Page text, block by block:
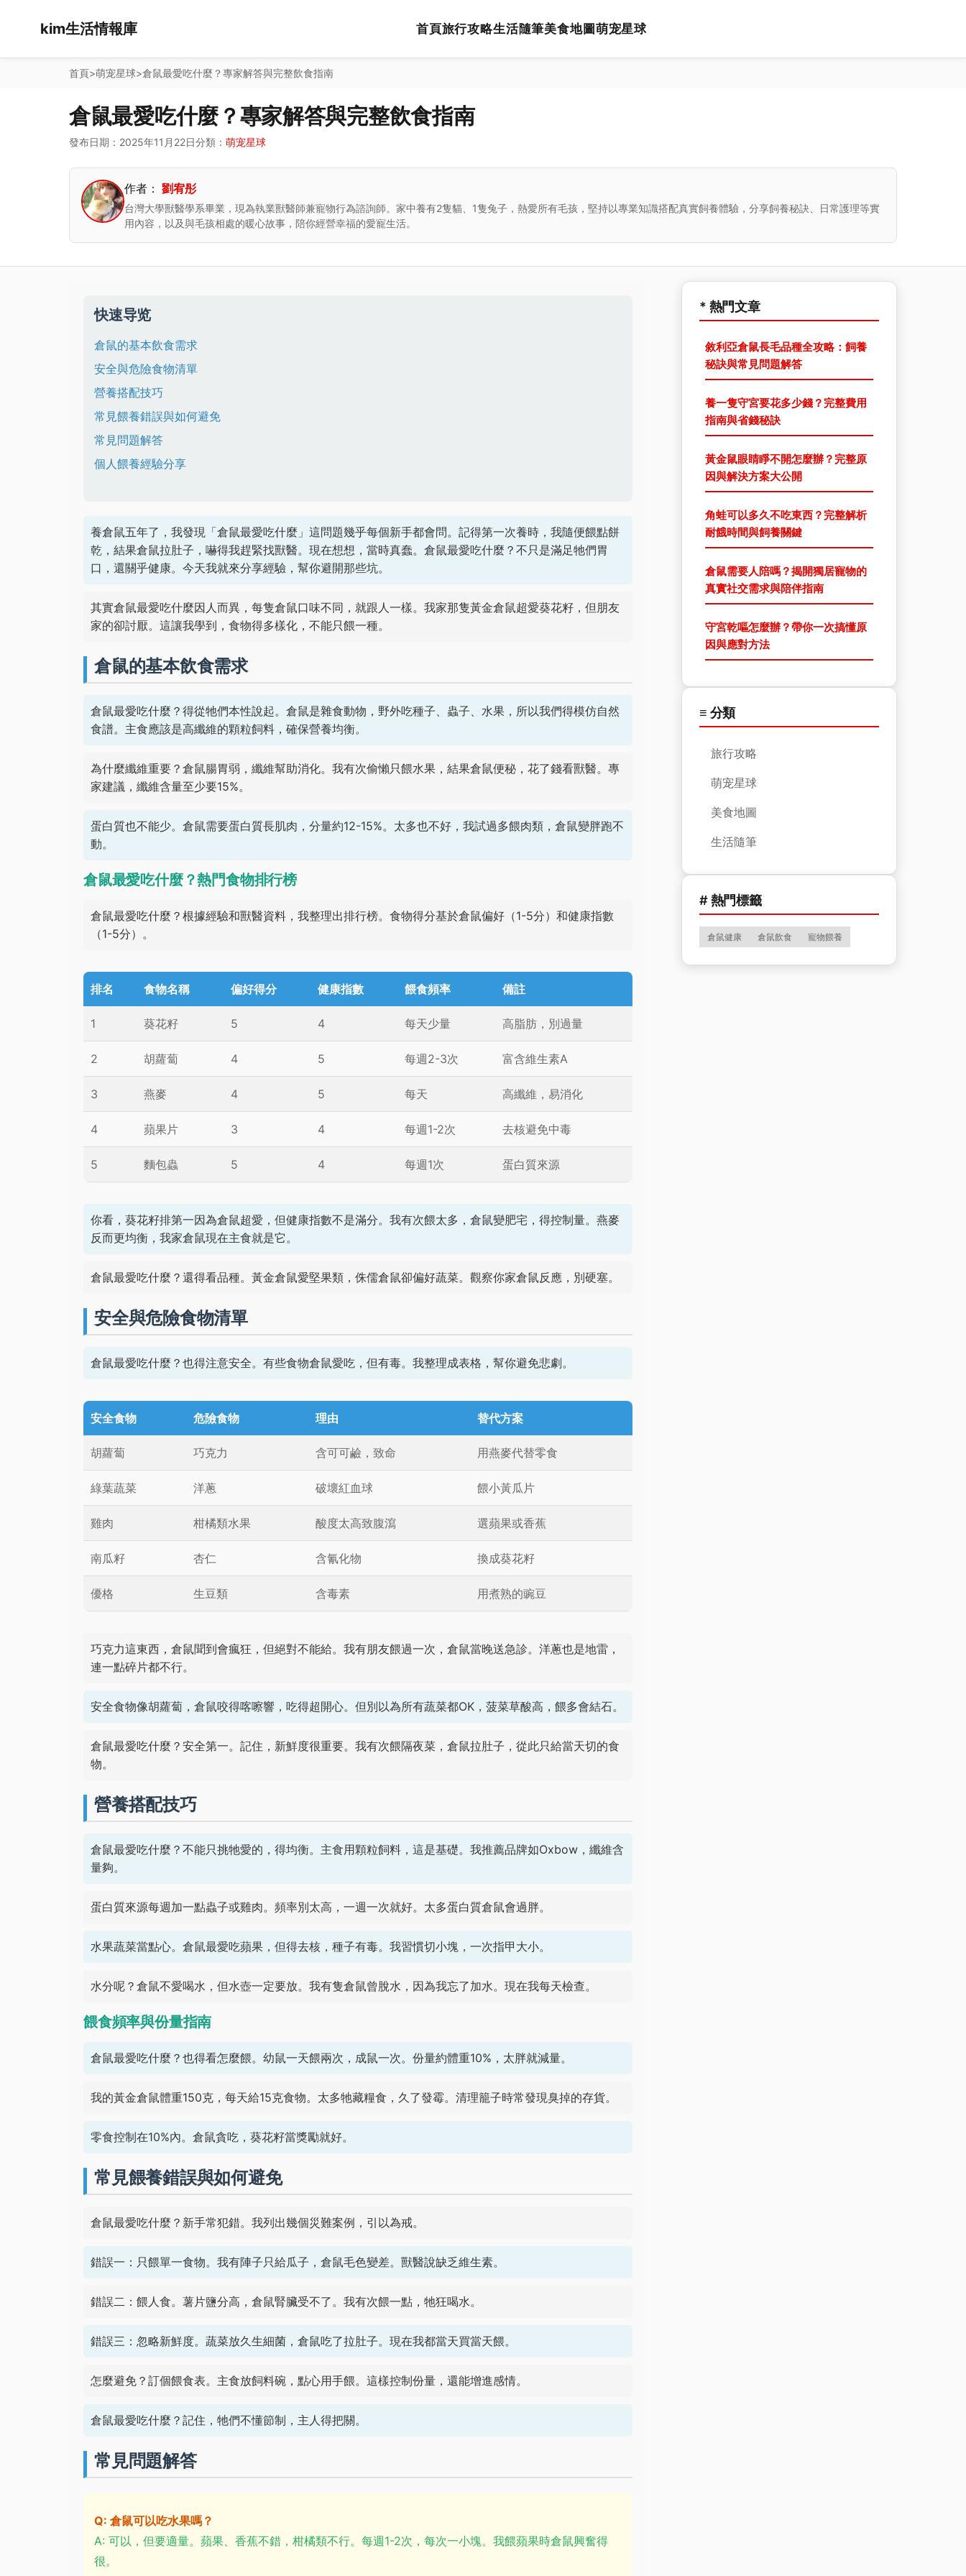
kim生活情報庫 首頁旅行攻略生活隨筆美食地圖萌宠星球
首頁>萌宠星球>倉鼠最愛吃什麼？專家解答與完整飲食指南
倉鼠最愛吃什麼？專家解答與完整飲食指南
發布日期：2025年11月22日分類： 萌宠星球
作者： 劉宥彤
台灣大學獸醫學系畢業，現為執業獸醫師兼寵物行為諮詢師。家中養有2隻貓、1隻兔子，熱愛所有毛孩，堅持以專業知識搭配真實飼養體驗，分享飼養秘訣、日常護理等實
用內容，以及與毛孩相處的暖心故事，陪你經營幸福的愛寵生活。
快速导览
倉鼠的基本飲食需求
安全與危險食物清單
營養搭配技巧
常見餵養錯誤與如何避免
常見問題解答
個人餵養經驗分享
養倉鼠五年了，我發現「倉鼠最愛吃什麼」這問題幾乎每個新手都會問。記得第一次養時，我隨便餵點餅
乾，結果倉鼠拉肚子，嚇得我趕緊找獸醫。現在想想，當時真蠢。倉鼠最愛吃什麼？不只是滿足牠們胃
口，還關乎健康。今天我就來分享經驗，幫你避開那些坑。
其實倉鼠最愛吃什麼因人而異，每隻倉鼠口味不同，就跟人一樣。我家那隻黃金倉鼠超愛葵花籽，但朋友
家的卻討厭。這讓我學到，食物得多樣化，不能只餵一種。
倉鼠的基本飲食需求
倉鼠最愛吃什麼？得從牠們本性說起。倉鼠是雜食動物，野外吃種子、蟲子、水果，所以我們得模仿自然
食譜。主食應該是高纖維的顆粒飼料，確保營養均衡。
為什麼纖維重要？倉鼠腸胃弱，纖維幫助消化。我有次偷懶只餵水果，結果倉鼠便秘，花了錢看獸醫。專
家建議，纖維含量至少要15%。
蛋白質也不能少。倉鼠需要蛋白質長肌肉，分量約12-15%。太多也不好，我試過多餵肉類，倉鼠變胖跑不
動。
倉鼠最愛吃什麼？熱門食物排行榜
倉鼠最愛吃什麼？根據經驗和獸醫資料，我整理出排行榜。食物得分基於倉鼠偏好（1-5分）和健康指數
（1-5分）。
排名 食物名稱 偏好得分 健康指數 餵食頻率 備註
1 葵花籽 5 4 每天少量 高脂肪，別過量
2 胡蘿蔔 4 5 每週2-3次 富含維生素A
3 燕麥 4 5 每天 高纖維，易消化
4 蘋果片 3 4 每週1-2次 去核避免中毒
5 麵包蟲 5 4 每週1次 蛋白質來源
你看，葵花籽排第一因為倉鼠超愛，但健康指數不是滿分。我有次餵太多，倉鼠變肥宅，得控制量。燕麥
反而更均衡，我家倉鼠現在主食就是它。
倉鼠最愛吃什麼？還得看品種。黃金倉鼠愛堅果類，侏儒倉鼠卻偏好蔬菜。觀察你家倉鼠反應，別硬塞。
安全與危險食物清單
倉鼠最愛吃什麼？也得注意安全。有些食物倉鼠愛吃，但有毒。我整理成表格，幫你避免悲劇。
安全食物 危險食物 理由 替代方案
胡蘿蔔 巧克力 含可可鹼，致命 用燕麥代替零食
綠葉蔬菜 洋蔥 破壞紅血球 餵小黃瓜片
雞肉 柑橘類水果 酸度太高致腹瀉 選蘋果或香蕉
南瓜籽 杏仁 含氰化物 換成葵花籽
優格 生豆類 含毒素 用煮熟的豌豆
巧克力這東西，倉鼠聞到會瘋狂，但絕對不能給。我有朋友餵過一次，倉鼠當晚送急診。洋蔥也是地雷，
連一點碎片都不行。
安全食物像胡蘿蔔，倉鼠咬得喀嚓響，吃得超開心。但別以為所有蔬菜都OK，菠菜草酸高，餵多會結石。
倉鼠最愛吃什麼？安全第一。記住，新鮮度很重要。我有次餵隔夜菜，倉鼠拉肚子，從此只給當天切的食
物。
營養搭配技巧
倉鼠最愛吃什麼？不能只挑牠愛的，得均衡。主食用顆粒飼料，這是基礎。我推薦品牌如Oxbow，纖維含
量夠。
蛋白質來源每週加一點蟲子或雞肉。頻率別太高，一週一次就好。太多蛋白質倉鼠會過胖。
水果蔬菜當點心。倉鼠最愛吃蘋果，但得去核，種子有毒。我習慣切小塊，一次指甲大小。
水分呢？倉鼠不愛喝水，但水壺一定要放。我有隻倉鼠曾脫水，因為我忘了加水。現在我每天檢查。
餵食頻率與份量指南
倉鼠最愛吃什麼？也得看怎麼餵。幼鼠一天餵兩次，成鼠一次。份量約體重10%，太胖就減量。
我的黃金倉鼠體重150克，每天給15克食物。太多牠藏糧食，久了發霉。清理籠子時常發現臭掉的存貨。
零食控制在10%內。倉鼠貪吃，葵花籽當獎勵就好。
常見餵養錯誤與如何避免
倉鼠最愛吃什麼？新手常犯錯。我列出幾個災難案例，引以為戒。
錯誤一：只餵單一食物。我有陣子只給瓜子，倉鼠毛色變差。獸醫說缺乏維生素。
錯誤二：餵人食。薯片鹽分高，倉鼠腎臟受不了。我有次餵一點，牠狂喝水。
錯誤三：忽略新鮮度。蔬菜放久生細菌，倉鼠吃了拉肚子。現在我都當天買當天餵。
怎麼避免？訂個餵食表。主食放飼料碗，點心用手餵。這樣控制份量，還能增進感情。
倉鼠最愛吃什麼？記住，牠們不懂節制，主人得把關。
常見問題解答
Q: 倉鼠可以吃水果嗎？
A: 可以，但要適量。蘋果、香蕉不錯，柑橘類不行。每週1-2次，每次一小塊。我餵蘋果時倉鼠興奮得
很。
* 熱門文章
敘利亞倉鼠長毛品種全攻略：飼養
秘訣與常見問題解答
養一隻守宮要花多少錢？完整費用
指南與省錢秘訣
黃金鼠眼睛睜不開怎麼辦？完整原
因與解決方案大公開
角蛙可以多久不吃東西？完整解析
耐餓時間與飼養關鍵
倉鼠需要人陪嗎？揭開獨居寵物的
真實社交需求與陪伴指南
守宮乾嘔怎麼辦？帶你一次搞懂原
因與應對方法
≡ 分類
旅行攻略
萌宠星球
美食地圖
生活隨筆
# 熱門標籤
倉鼠健康 倉鼠飲食 寵物餵養